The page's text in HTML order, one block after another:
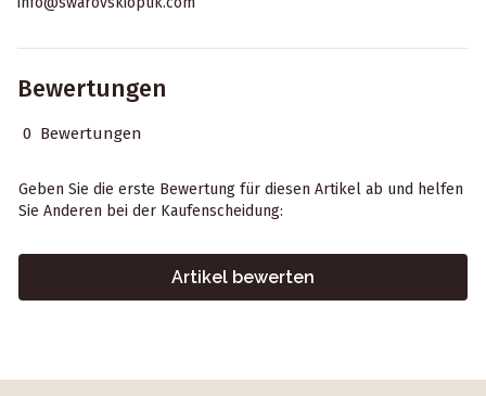
Bewertungen
0 Bewertungen
Geben Sie die erste Bewertung für diesen Artikel ab und helfen
Sie Anderen bei der Kaufenscheidung:
Artikel bewerten